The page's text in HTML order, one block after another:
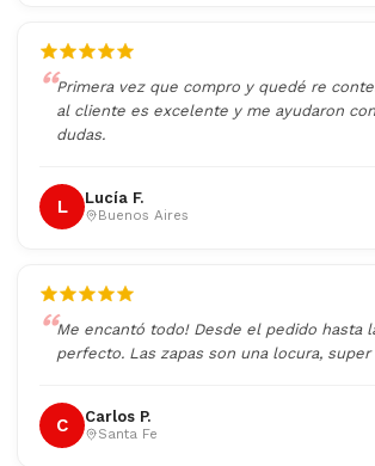
Primera vez que compro y quedé re
al cliente es excelente y me ayudaron
dudas.
L Lucía F.
Buenos Aires
Me encantó todo! Desde el pedido hasta
perfecto. Las zapas son una locura, super
C Carlos P.
Santa Fe